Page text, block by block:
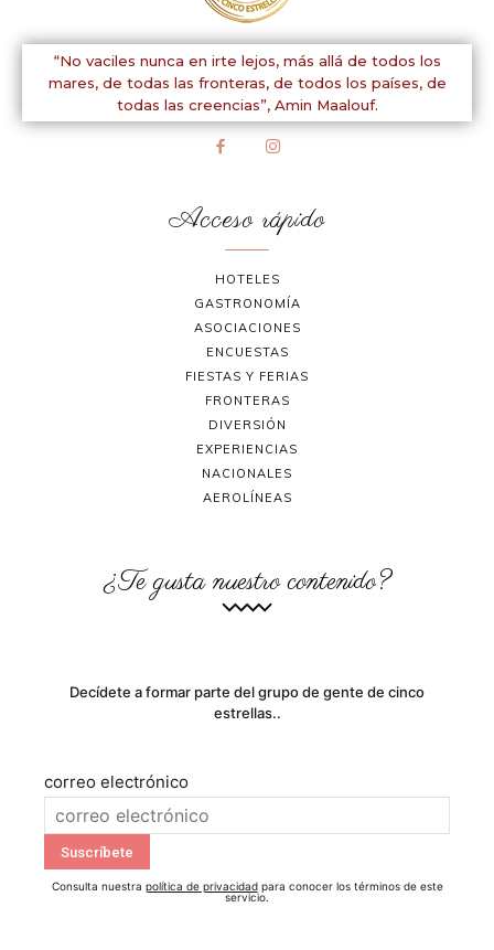
“No vaciles nunca en irte lejos, más allá de todos los
mares, de todas las fronteras, de todos los países, de
todas las creencias”, Amin Maalouf.
Acceso rápido
HOTELES
GASTRONOMÍA
ASOCIACIONES
ENCUESTAS
FIESTAS Y FERIAS
FRONTERAS
DIVERSIÓN
EXPERIENCIAS
NACIONALES
AEROLÍNEAS
¿Te gusta nuestro contenido?
Decídete a formar parte del grupo de gente de cinco
estrellas..
correo electrónico
Consulta nuestra política de privacidadpara conocer los términos de este
servicio.